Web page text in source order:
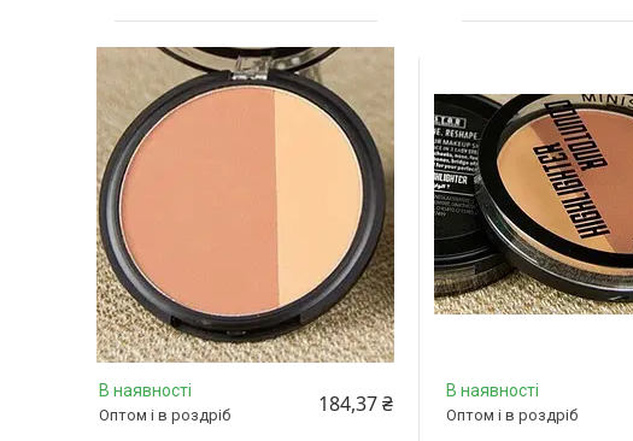
В наявності
Оптом і в роздріб 184,37 ₴ В наявності
Оптом і в роздріб